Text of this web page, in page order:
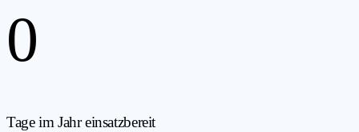
0
Tage im Jahr einsatzbereit